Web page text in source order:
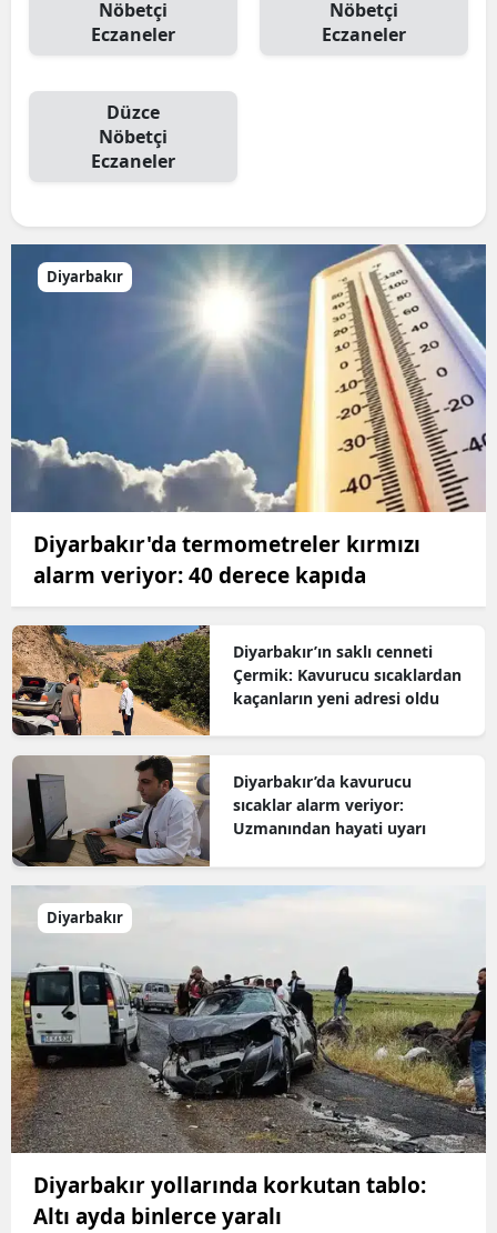
Nöbetçi
Eczaneler
Nöbetçi
Eczaneler
Düzce
Nöbetçi
Eczaneler
Diyarbakır
Diyarbakır'da termometreler kırmızı
alarm veriyor: 40 derece kapıda
Diyarbakır’ın saklı cenneti
Çermik: Kavurucu sıcaklardan
kaçanların yeni adresi oldu
Diyarbakır’da kavurucu
sıcaklar alarm veriyor:
Uzmanından hayati uyarı
Diyarbakır
Diyarbakır yollarında korkutan tablo:
Altı ayda binlerce yaralı